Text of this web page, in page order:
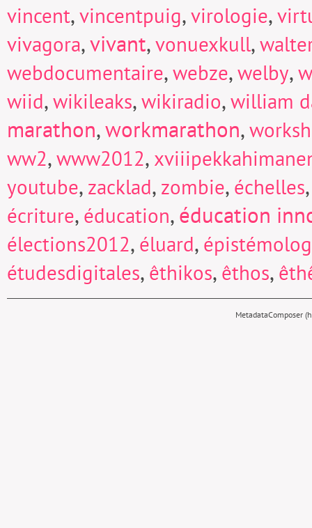
vincent,vincentpuig,virologie,
vivagora,vivant,vonuexkull,
webdocumentaire,webze,welby,
wiid,wikileaks,wikiradio,william
marathon,workmarathon,
ww2,www2012,
youtube, zacklad, zombie, échelles
écriture, éducation,éducation
élections2012, éluard,
étudesdigitales, êthikos, êthos,
MetadataComposer